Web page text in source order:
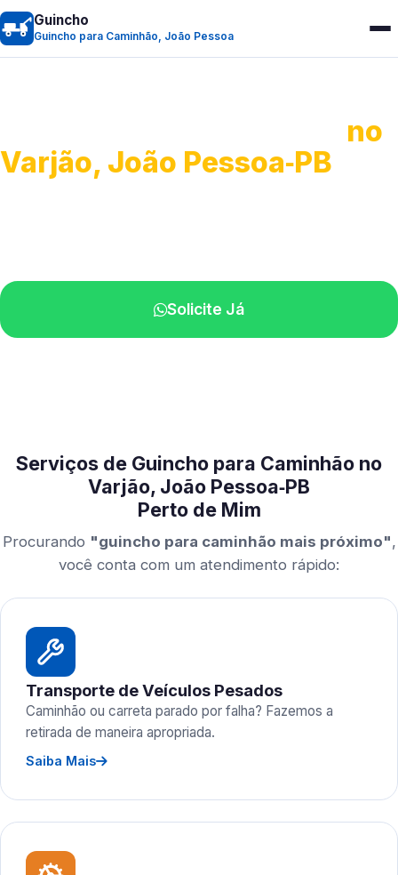
Guincho
Guincho para Caminhão, João Pessoa
no
Varjão, João Pessoa‑PB
Solicite Já
Serviços de Guincho para Caminhão no
Varjão, João Pessoa‑PB
Perto de Mim
Procurando "guincho para caminhão mais próximo",
você conta com um atendimento rápido:
Transporte de Veículos Pesados
Caminhão ou carreta parado por falha? Fazemos a
retirada de maneira apropriada.
Saiba Mais